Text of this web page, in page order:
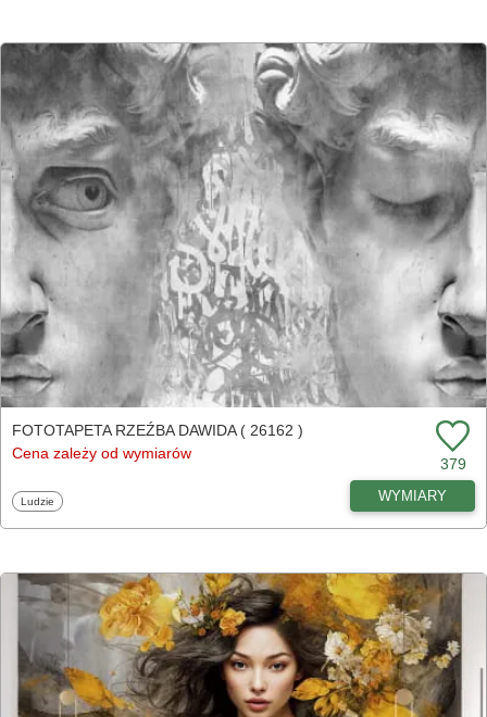
FOTOTAPETA RZEŹBA DAWIDA ( 26162 )
Cena zależy od wymiarów
379
Fototapety
Ludzie WYMIARY